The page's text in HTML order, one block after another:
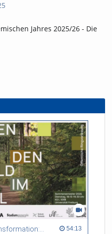
Jahres 2025/26 - Die
Between tradition and transformation: how owners, advisers and institutions co-create knowledge for resilient forests in Europe 54:13